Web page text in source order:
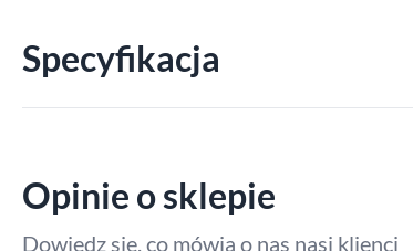
Specyfikacja
Opinie o sklepie
Dowiedz się, co mówią o nas nasi klienci